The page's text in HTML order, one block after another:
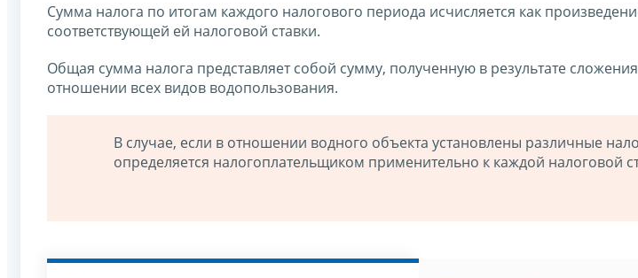
Сумма налога по итогам каждого налогового периода исчисляется как
соответствующей ей налоговой ставки.
Общая сумма налога представляет собой сумму, полученную в результате
отношении всех видов водопользования.
В случае, если в отношении водного объекта установлены различные
определяется налогоплательщиком применительно к каждой налоговой